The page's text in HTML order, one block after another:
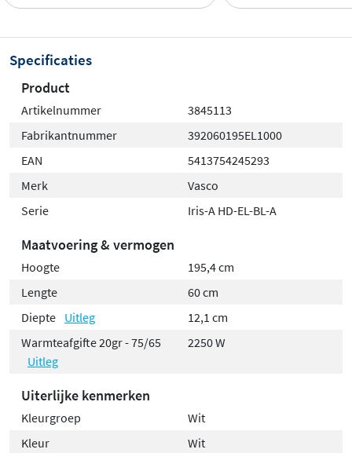
Specificaties
Product
Artikelnummer
3845113
Fabrikantnummer
392060195EL1000
EAN
5413754245293
Merk
Vasco
Serie
Iris-A HD-EL-BL-A
Maatvoering & vermogen
Hoogte
195,4 cm
Lengte
60 cm
Diepte Uitleg
12,1 cm
Warmteafgifte 20gr - 75/65
Uitleg
2250 W
Uiterlijke kenmerken
Kleurgroep
Wit
Kleur
Wit